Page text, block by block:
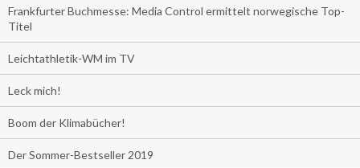
Frankfurter Buchmesse: Media Control ermittelt norwegische Top-
Titel
Leichtathletik-WM im TV
Leck mich!
Boom der Klimabücher!
Der Sommer-Bestseller 2019